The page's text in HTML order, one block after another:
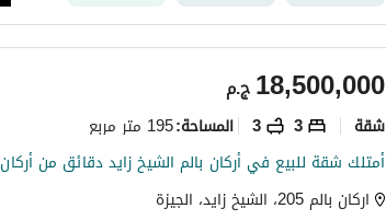
ج.م18,500,000
شقة 3
3 المساحة:195 متر مربع
اركان بالم 205، الشيخ زايد، الجيزة